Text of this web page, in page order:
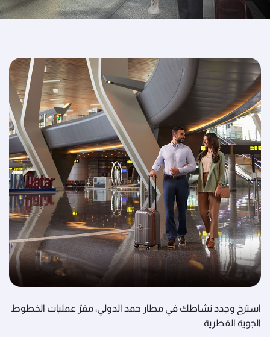
استرخِ وجدد نشاطك في مطار حمد الدولي، مقرّ عمليات الخطوط
الجوية القطرية.